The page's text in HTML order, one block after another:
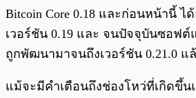
Bitcoin Core 0.18 และก่อนหน้านี้
เวอร์ชัน 0.19 และ จนปัจจุบันซอฟต์
ถูกพัฒนามาจนถึงเวอร์ชัน 0.21.0 แ
แม้จะมีคำเตือนถึงช่องโหว่ที่เกิดขึ้น